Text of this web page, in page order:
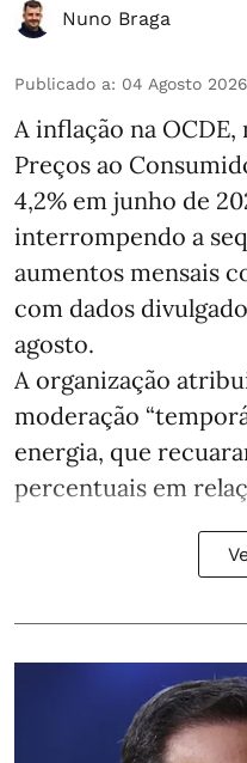
Nuno Braga
Publicado a: 04 Agosto
A inflação na
Preços ao
4,2% em junho de
interrompendo a
aumentos mensais
com dados
agosto.
A organização
moderação
energia, que
percentuais em